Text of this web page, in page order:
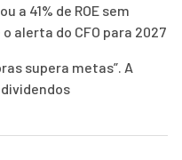
a 41% de ROE sem
alerta do CFO para 2027
supera metas”. A